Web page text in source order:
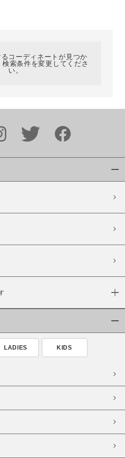
WEB限定
コーディネートが見つか
検索条件を変更してくださ
い。
LADIES KIDS